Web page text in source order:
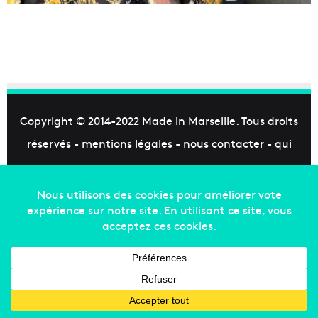
Copyright © 2014-2022 Made in Marseille. Tous droits
réservés - mentions légales- nous contacter- qui
sommes-nous-annonceurs
Facebook
X LinkedinYouTubeInstagram
RSS